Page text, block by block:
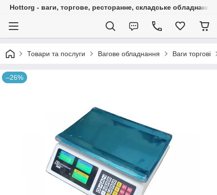
Hottorg - ваги, торгове, ресторанне, складське обладнання
Товари та послуги Вагове обладнання Ваги торгові
–26%